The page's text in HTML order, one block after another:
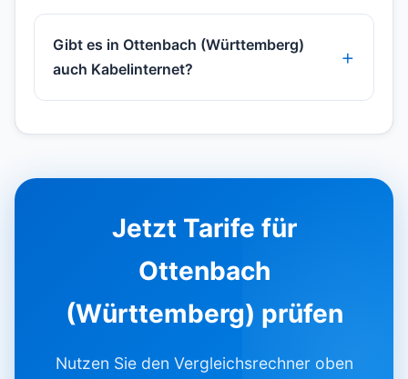
Gibt es in Ottenbach (Württemberg)
auch Kabelinternet?
Jetzt Tarife für
Ottenbach
(Württemberg) prüfen
Nutzen Sie den Vergleichsrechner oben